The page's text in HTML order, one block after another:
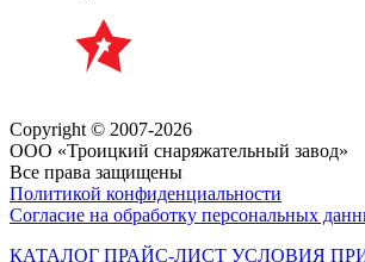
Copyright © 2007-2026
ООО «Троицкий снаряжательный завод»
Все права защищены
Политикой конфиденциальности
Согласие на обработку персональных
КАТАЛОГ ПРАЙС-ЛИСТ УСЛОВИЯ